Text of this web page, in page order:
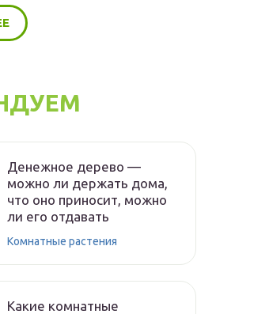
Денежное дерево —
можно ли держать дома,
что оно приносит, можно
ли его отдавать
Комнатные растения
Какие комнатные